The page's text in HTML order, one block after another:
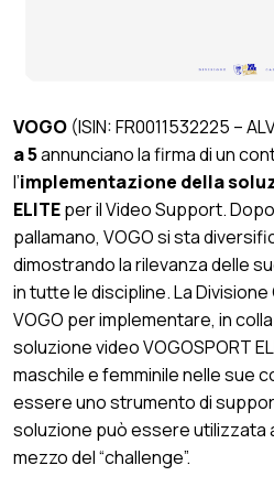
VOGO (ISIN: FR0011532225 –
a 5annunciano la firma di un
l’implementazione della
ELITEper il Video Support.
pallamano, VOGO si sta
dimostrando la rilevanza delle
in tutte le discipline. La
VOGO per implementare, in
soluzione video VOGOSPORT
maschile e femminile nelle sue
essere uno strumento di
soluzione può essere utilizzata
mezzo del “challenge”.